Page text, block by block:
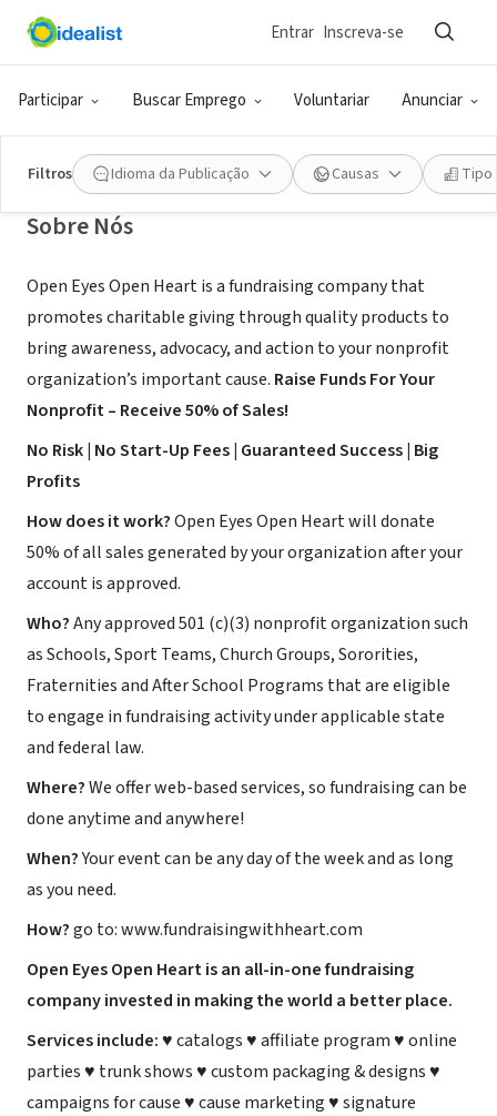
Participar Buscar Emprego Voluntariar Anunciar
Entrar Inscreva-se
Filtros Idioma da Publicação Causas Tipo
CONSULTORIA (PRESTADOR DE SERVIÇO)
Open Eyes Open Heart
Sobre Nós
Open Eyes Open Heart is a fundraising company that
promotes charitable giving through quality products to
bring awareness, advocacy, and action to your nonprofit
organization’s important cause. Raise Funds For Your
Nonprofit – Receive 50% of Sales!
No Risk | No Start-Up Fees | Guaranteed Success | Big
Profits
How does it work?Open Eyes Open Heart will donate
50% of all sales generated by your organization after your
account is approved.
Who?Any approved 501 (c)(3) nonprofit organization such
as Schools, Sport Teams, Church Groups, Sororities,
Fraternities and After School Programs that are eligible
to engage in fundraising activity under applicable state
and federal law.
Where?We offer web-based services, so fundraising can be
done anytime and anywhere!
When?Your event can be any day of the week and as long
as you need.
How?go to: www.fundraisingwithheart.com
Open Eyes Open Heart is an all-in-one fundraising
company invested in making the world a better place.
Services include:♥ catalogs ♥ affiliate program ♥ online
parties ♥ trunk shows ♥ custom packaging & designs ♥
campaigns for cause ♥ cause marketing ♥ signature